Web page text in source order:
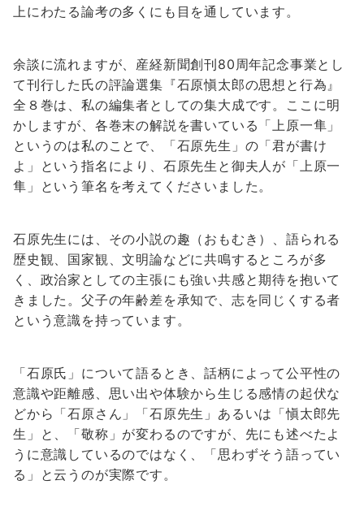
上にわたる論考の多くにも目を通しています。
余談に流れますが、産経新聞創刊80周年記念事業とし
て刊行した氏の評論選集『石原愼太郎の思想と行為』
全８巻は、私の編集者としての集大成です。ここに明
かしますが、各巻末の解説を書いている「上原一隼」
というのは私のことで、「石原先生」の「君が書け
よ」という指名により、石原先生と御夫人が「上原一
隼」という筆名を考えてくださいました。
石原先生には、その小説の趣（おもむき）、語られる
歴史観、国家観、文明論などに共鳴するところが多
く、政治家としての主張にも強い共感と期待を抱いて
きました。父子の年齢差を承知で、志を同じくする者
という意識を持っています。
「石原氏」について語るとき、話柄によって公平性の
意識や距離感、思い出や体験から生じる感情の起伏な
どから「石原さん」「石原先生」あるいは「愼太郎先
生」と、「敬称」が変わるのですが、先にも述べたよ
うに意識しているのではなく、「思わずそう語ってい
る」と云うのが実際です。